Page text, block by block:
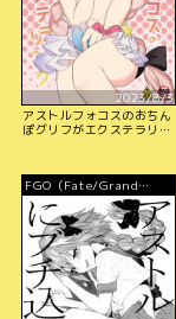
2023/8/3
アストルフォコスのおちん
ぽグリフがエクステラリン
FGO（Fate/Grand
Order）